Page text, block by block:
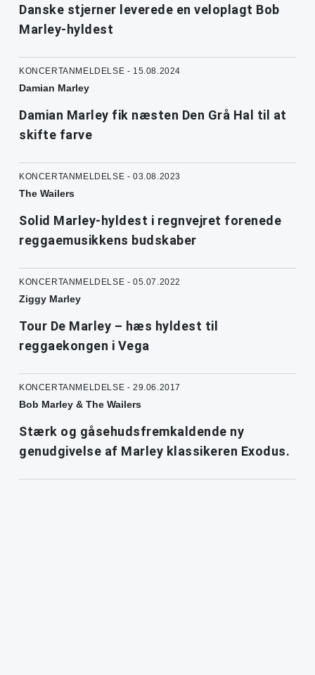
Danske stjerner leverede en veloplagt Bob
Marley-hyldest
KONCERTANMELDELSE - 15.08.2024
Damian Marley
Damian Marley fik næsten Den Grå Hal til at
skifte farve
KONCERTANMELDELSE - 03.08.2023
The Wailers
Solid Marley-hyldest i regnvejret forenede
reggaemusikkens budskaber
KONCERTANMELDELSE - 05.07.2022
Ziggy Marley
Tour De Marley – hæs hyldest til
reggaekongen i Vega
KONCERTANMELDELSE - 29.06.2017
Bob Marley & The Wailers
Stærk og gåsehudsfremkaldende ny
genudgivelse af Marley klassikeren Exodus.